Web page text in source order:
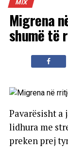
MIX
Migrena
shumë të
Pavarësisht a
lidhura me
preken prej